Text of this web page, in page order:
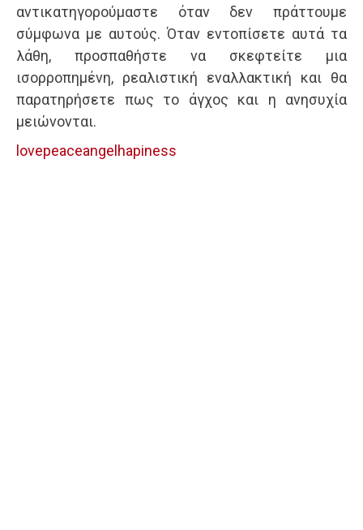
αντικατηγορούμαστε όταν δεν πράττουμε
σύμφωνα με αυτούς. Όταν εντοπίσετε αυτά τα
λάθη, προσπαθήστε να σκεφτείτε μια
ισορροπημένη, ρεαλιστική εναλλακτική και θα
παρατηρήσετε πως το άγχος και η ανησυχία
μειώνονται.
lovepeaceangelhapiness